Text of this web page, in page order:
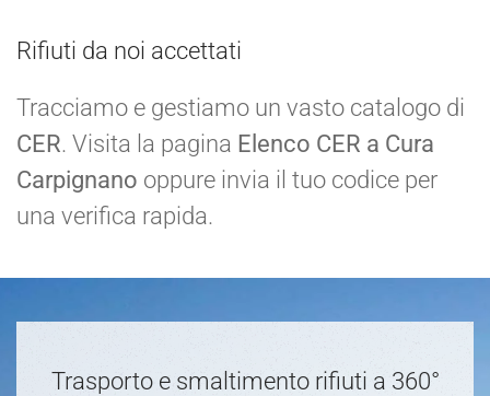
Rifiuti da noi accettati
Tracciamo e gestiamo un vasto catalogo di
CER. Visita la pagina Elenco CER a Cura
Carpignano oppure invia il tuo codice per
una verifica rapida.
Trasporto e smaltimento rifiuti a 360°